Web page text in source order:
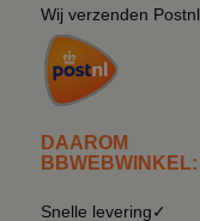
Wij verzenden Postnl
DAAROM
BBWEBWINKEL:
Snelle levering✓